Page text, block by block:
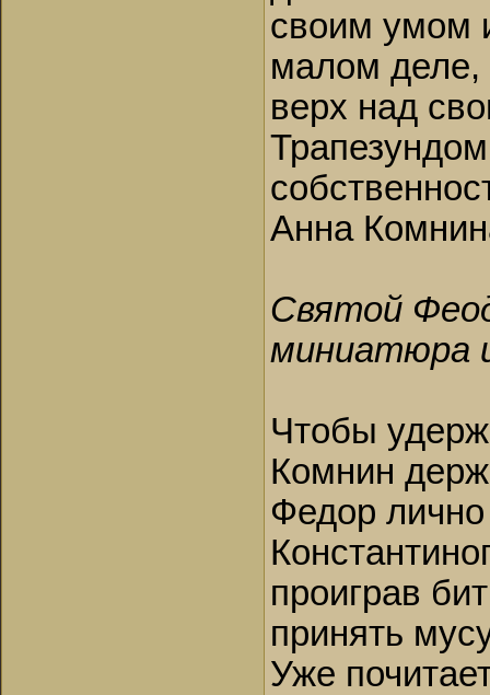
своим умом
малом деле,
верх над
Анна
Святой
миниатюра
Чтобы
Комнин
Федор лично
проиграв
принять
Уже